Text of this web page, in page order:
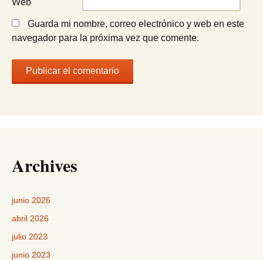
Web
Guarda mi nombre, correo electrónico y web en este
navegador para la próxima vez que comente.
Archives
junio 2026
abril 2026
julio 2023
junio 2023